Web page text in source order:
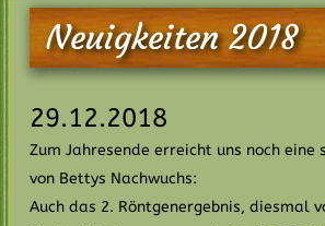
Neuigkeiten 2018
29.12.2018
Zum Jahresende erreicht uns noch eine
von Bettys Nachwuchs:
Auch das 2. Röntgenergebnis, diesmal